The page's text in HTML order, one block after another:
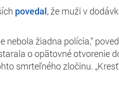
povedal, že muži v
nebola žiadna polícia,”
o opätovné otvorenie
smrteľného zločinu.